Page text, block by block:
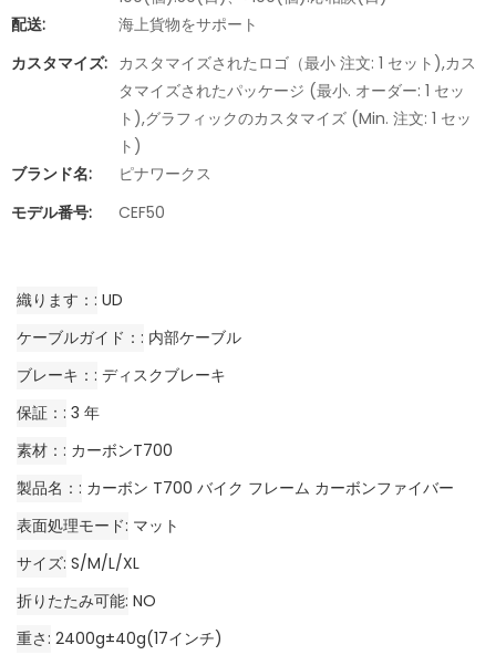
配送:
海上貨物をサポート
カスタマイズ: カスタマイズされたロゴ（最小 注文: 1 セット),カス
タマイズされたパッケージ (最小. オーダー: 1 セッ
ト),グラフィックのカスタマイズ (Min. 注文: 1 セッ
ト)
ブランド名:
ピナワークス
モデル番号:
CEF50
織ります：
UD
ケーブルガイド：
内部ケーブル
ブレーキ：
ディスクブレーキ
保証：
3 年
素材：
カーボンT700
製品名：
カーボン T700 バイク フレーム カーボンファイバー
表面処理モード マット
サイズ S/M/L/XL
折りたたみ可能 NO
重さ 2400g±40g(17インチ)